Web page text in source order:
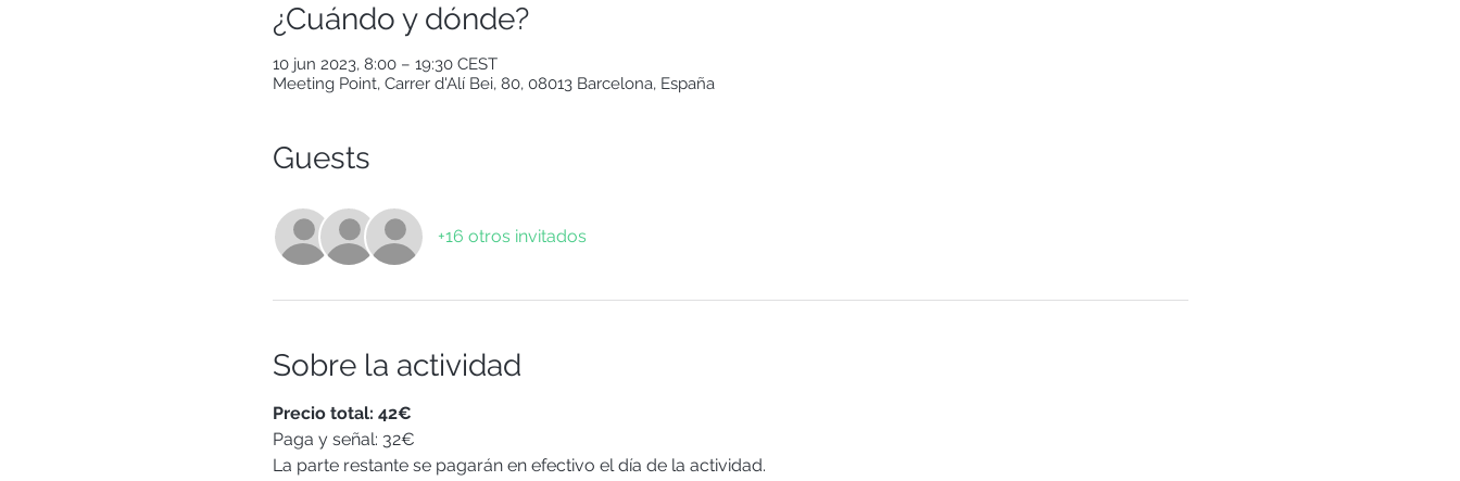
¿Cuándo y dónde?
10 jun 2023, 8:00 – 19:30 CEST
Meeting Point, Carrer d'Alí Bei, 80, 08013 Barcelona, España
Guests
+16 otros invitados
Sobre la actividad
Precio total: 42€
Paga y señal: 32€
La parte restante se pagarán en efectivo el día de la actividad.